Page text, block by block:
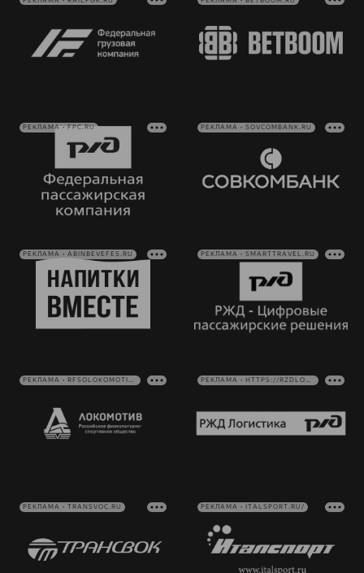
РЕКЛАМА • FPC.RU РЕКЛАМА • SOVCOMBANK.RU
РЕКЛАМА • ABINBEVEFES.RU РЕКЛАМА • SMARTTRAVEL.RU
РЕКЛАМА • RFSOLOKOMOTIV.RU РЕКЛАМА • HTTPS://RZDLOG.RU/
РЕКЛАМА • TRANSVOC.RU РЕКЛАМА • ITALSPORT.RU/